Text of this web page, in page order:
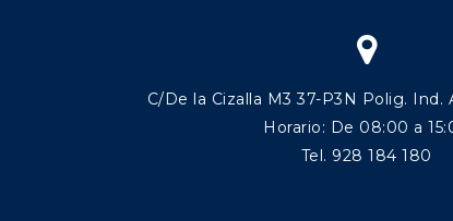
C/De la Cizalla M3 37-P3N Polig. Ind.
Horario: De 08:00 a
Tel. 928 184 180